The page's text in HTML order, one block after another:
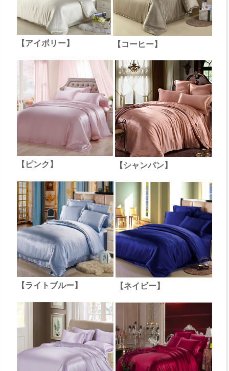
【アイボリー】 【コーヒー】
【ピンク】 【シャンパン】
【ライトブルー】 【ネイビー】